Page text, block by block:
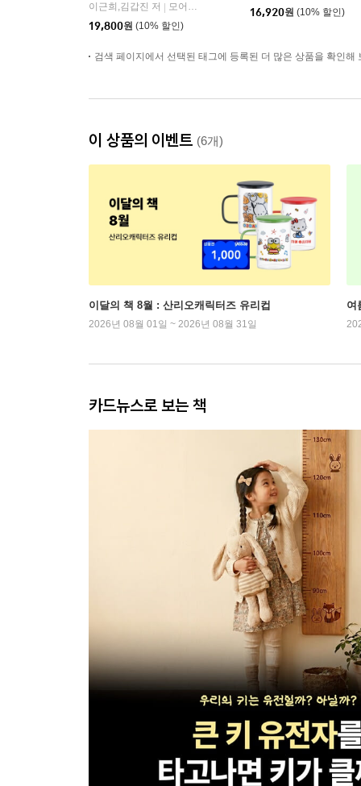
이근희,김갑진 저
모어사이언스
19,800원 (10% 할인)
16,920원 (10% 할인)
검색 페이지에서 선택된 태그에 등록된 더 많은 상품을 확인해
이 상품의 이벤트 (6개)
이달의 책 8월 : 산리오캐릭터즈 유리컵
2026년 08월 01일 ~ 2026년 08월 31일
여
카드뉴스로 보는 책